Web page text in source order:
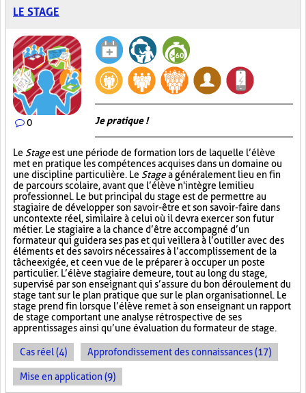
LE STAGE
0 Je pratique !
Le Stageest une période de formation lors de laquelle l’élève
met en pratique les compétences acquises dans un domaine ou
une discipline particulière. Le Stagea généralement lieu en fin
de parcours scolaire, avant que l’élève n'intègre le milieu
professionnel. Le but principal du stage est de permettre au
stagiaire de développer son savoir-être et son savoir-faire dans
un contexte réel, similaire à celui où il devra exercer son futur
métier. Le stagiaire a la chance d’être accompagné d’un
formateur qui guidera ses pas et qui veillera à l’outiller avec des
éléments et des savoirs nécessaires à l’accomplissement de la
tâche exigée, et ce en vue de le préparer à occuper un poste
particulier. L’élève stagiaire demeure, tout au long du stage,
supervisé par son enseignant qui s’assure du bon déroulement du
stage tant sur le plan pratique que sur le plan organisationnel. Le
stage prend fin lorsque l’élève remet à son enseignant un rapport
de stage comportant une analyse rétrospective de ses
apprentissages ainsi qu’une évaluation du formateur de stage.
Cas réel (4) Approfondissement des connaissances (17)
Mise en application (9)